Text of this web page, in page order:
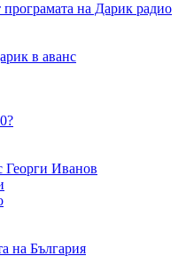
на Дарик радио
в аванс
Георги Иванов
на България